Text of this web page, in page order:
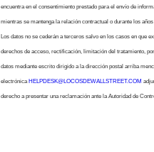
encuentra en el consentimiento prestado para el envío de
mientras se mantenga la relación contractual o durante los
Los datos no se cederán a terceros salvo en los casos en que
derechos de acceso, rectificación, limitación del tratamiento,
datos mediante escrito dirigido a la dirección postal arriba
electrónica HELPDESK@LOCOSDEWALLSTREET.COM
derecho a presentar una reclamación ante la Autoridad de